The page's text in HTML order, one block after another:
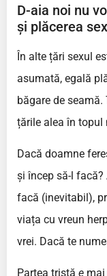
D-aia noi nu
și plăcerea
În alte țări sexul
asumată, egală
băgare de
țările alea în topul
Dacă doamne
și încep să-l facă?
facă (inevitabil),
viața cu vreun
vrei. Dacă te
Partea tristă e mai